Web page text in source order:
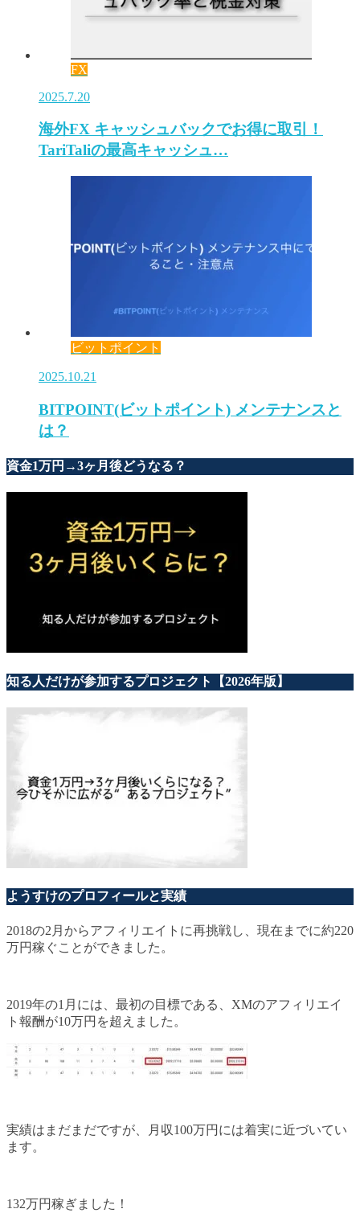
FX
2025.7.20
海外FX キャッシュバックでお得に取引！
TariTaliの最高キャッシュ…
ビットポイント
2025.10.21
BITPOINT(ビットポイント) メンテナンスと
は？
資金1万円→3ヶ月後どうなる？
知る人だけが参加するプロジェクト【2026年版】
ようすけのプロフィールと実績
2018の2月からアフィリエイトに再挑戦し、現在までに約220
万円稼ぐことができました。
2019年の1月には、最初の目標である、XMのアフィリエイ
ト報酬が10万円を超えました。
実績はまだまだですが、月収100万円には着実に近づいてい
ます。
132万円稼ぎました！